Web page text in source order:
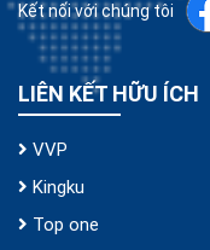
Kết nối với chúng tôi
LIÊN KẾT HỮU ÍCH
VVP
Kingku
Top one